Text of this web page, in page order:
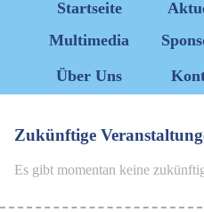
Startseite
Multimedia
Über Uns
Zukünftige
Es gibt momentan keine